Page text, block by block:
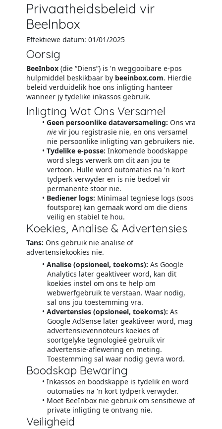
Privaatheidsbeleid vir
BeeInbox
Effektiewe datum: 01/01/2025
Oorsig
BeeInbox(die “Diens”) is 'n weggooibare e-pos
hulpmiddel beskikbaar by beeinbox.com. Hierdie
beleid verduidelik hoe ons inligting hanteer
wanneer jy tydelike inkassos gebruik.
Inligting Wat Ons Versamel
Geen persoonlike dataversameling: Ons vra
nievir jou registrasie nie, en ons versamel
nie persoonlike inligting van gebruikers nie.
Tydelike e-posse: Inkomende boodskappe
word slegs verwerk om dit aan jou te
vertoon. Hulle word outomaties na 'n kort
tydperk verwyder en is nie bedoel vir
permanente stoor nie.
Bediener logs: Minimaal tegniese logs (soos
foutspore) kan gemaak word om die diens
veilig en stabiel te hou.
Koekies, Analise & Advertensies
Tans: Ons gebruik nie analise of
advertensiekookies nie.
Analise (opsioneel, toekoms): As Google
Analytics later geaktiveer word, kan dit
koekies instel om ons te help om
webwerfgebruik te verstaan. Waar nodig,
sal ons jou toestemming vra.
Advertensies (opsioneel, toekoms): As
Google AdSense later geaktiveer word, mag
advertensievennoteurs koekies of
soortgelyke tegnologieë gebruik vir
advertensie-aflewering en meting.
Toestemming sal waar nodig gevra word.
Boodskap Bewaring
Inkassos en boodskappe is tydelik en word
outomaties na 'n kort tydperk verwyder.
Moet BeeInbox nie gebruik om sensitiewe of
private inligting te ontvang nie.
Veiligheid